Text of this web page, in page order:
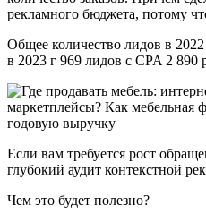
рекламного бюджета, потому
Общее количество лидов в
в 2023 г 969 лидов с CPA 2 890
Если вам требуется рост
глубокий аудит контекстной
Чем это будет полезно?